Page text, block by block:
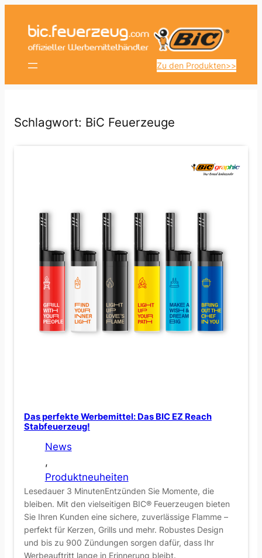
Inhalt
springen
Zu den Produkten>>
Schlagwort: BiC Feuerzeuge
Das perfekte Werbemittel: Das BIC EZ Reach
Stabfeuerzeug!
News
,
Produktneuheiten
Lesedauer 3 MinutenEntzünden Sie Momente, die
bleiben. Mit den vielseitigen BIC® Feuerzeugen bieten
Sie Ihren Kunden eine sichere, zuverlässige Flamme –
perfekt für Kerzen, Grills und mehr. Robustes Design
und bis zu 900 Zündungen sorgen dafür, dass Ihr
Werbeauftritt lange in Erinnerung bleibt.